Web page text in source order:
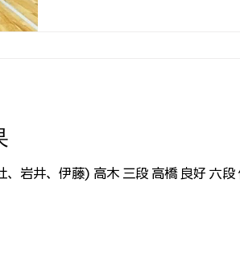
井、伊藤) 高木 三段 高橋 良好 六段